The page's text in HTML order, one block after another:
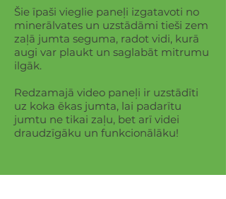
Šie īpaši vieglie paneļi izgatavoti no
minerālvates un uzstādāmi tieši zem
zaļā jumta seguma, radot vidi, kurā
augi var plaukt un saglabāt mitrumu
ilgāk.
Redzamajā video paneļi ir uzstādīti
uz koka ēkas jumta, lai padarītu
jumtu ne tikai zaļu, bet arī videi
draudzīgāku un funkcionālāku!